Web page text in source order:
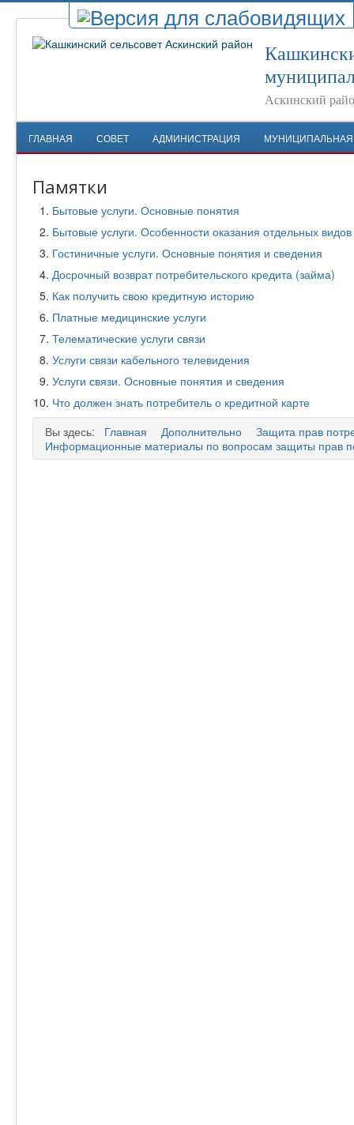
Аскинский
ГЛАВНАЯ СОВЕТ АДМИНИСТРАЦИЯ
Памятки
Бытовые услуги. Основные понятия
Бытовые услуги. Особенности оказания отдельных
Гостиничные услуги. Основные понятия и сведения
Досрочный возврат потребительского кредита (займа)
Как получить свою кредитную историю
Платные медицинские услуги
Телематические услуги связи
Услуги связи кабельного телевидения
Услуги связи. Основные понятия и сведения
Что должен знать потребитель о кредитной карте
Вы здесь:
Главная Дополнительно
Защита прав
Информационные материалы по вопросам защиты прав